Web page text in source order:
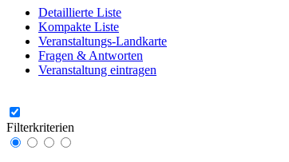
Detaillierte Liste
Kompakte Liste
Veranstaltungs-Landkarte
Fragen & Antworten
Veranstaltung eintragen
Filterkriterien